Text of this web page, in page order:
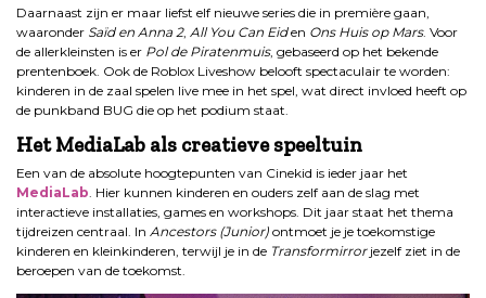
Daarnaast zijn er maar liefst elf nieuwe series die in première gaan,
waaronder Saïd en Anna 2, All You Can Eiden Ons Huis op Mars. Voor
de allerkleinsten is er Pol de Piratenmuis, gebaseerd op het bekende
prentenboek. Ook de Roblox Liveshow belooft spectaculair te worden:
kinderen in de zaal spelen live mee in het spel, wat direct invloed heeft op
de punkband BUG die op het podium staat.
Het MediaLab als creatieve speeltuin
Een van de absolute hoogtepunten van Cinekid is ieder jaar het
MediaLab. Hier kunnen kinderen en ouders zelf aan de slag met
interactieve installaties, games en workshops. Dit jaar staat het thema
tijdreizen centraal. In Ancestors (Junior) ontmoet je je toekomstige
kinderen en kleinkinderen, terwijl je in de Transformirrorjezelf ziet in de
beroepen van de toekomst.